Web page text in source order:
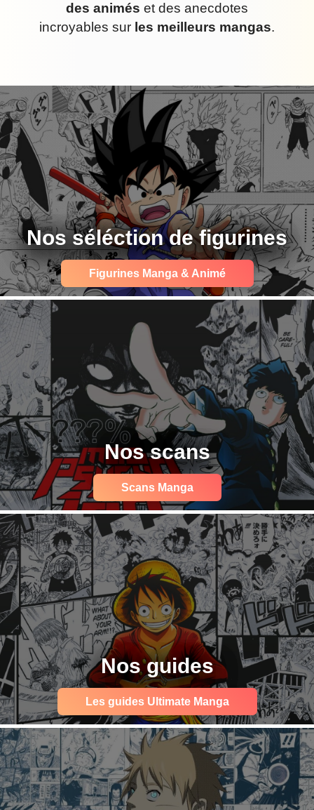
des animés et des anecdotes
incroyables sur les meilleurs mangas.
Nos séléction de figurines
Figurines Manga & Animé
Nos scans
Scans Manga
Nos guides
Les guides Ultimate Manga